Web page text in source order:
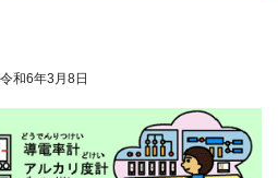
和6年3月8日